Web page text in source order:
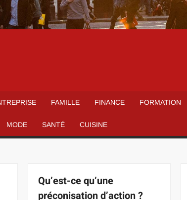
FAMILLE FINANCE FORMATION
MODE SANTÉ CUISINE
Qu’est-ce qu’une
préconisation d’action ?